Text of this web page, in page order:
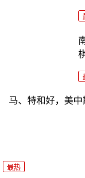
马、特和好，美中
最热